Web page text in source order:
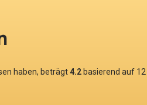
haben, beträgt4.2basierend auf 12